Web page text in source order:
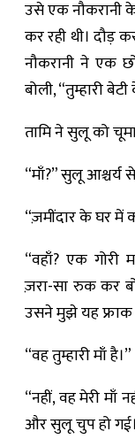
उसे एक नौकरानी
कर रही थी। दौड़
नौकरानी ने एक
बोली, “तुम्हारी
तामि ने सुलू को
“माँ?” सुलू आश्चर्य
“ज़मींदार के घर में
“वहाँ? एक
ज़रा-सा रुक कर
उसने मुझे यह फ्राक
“वह तुम्हारी माँ है।”
“नहीं, वह मेरी माँ
और सुलू चुप हो